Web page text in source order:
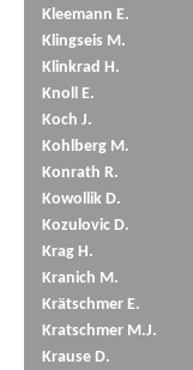
Kleemann E.
Klingseis M.
Klinkrad H.
Knoll E.
Koch J.
Kohlberg M.
Konrath R.
Kowollik D.
Kozulovic D.
Krag H.
Kranich M.
Krätschmer E.
Kratschmer M.J.
Krause D.